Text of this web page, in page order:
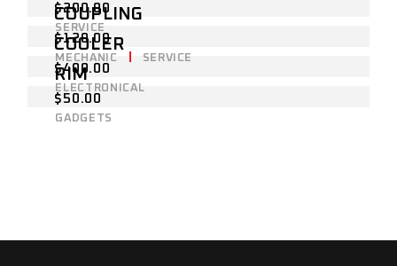
SERVICE
$200.00
MECHANIC SERVICE
COUPLING
$120.00
ELECTRONICAL
COOLER
$400.00
GADGETS
RIM
$ 50.00